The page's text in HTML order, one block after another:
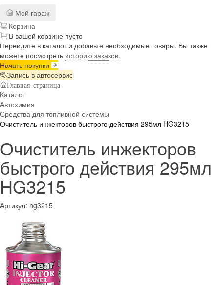
Мой гараж
Корзина
В вашей корзине пусто
Перейдите в каталог и добавьте необходимые товары. Вы также
можете посмотреть историю заказов.
Начать покупки
Запись в автосервис
Главная страница
Каталог
Автохимия
Средства для топливной системы
Очиститель инжекторов быстрого действия 295мл HG3215
Очиститель инжекторов
быстрого действия 295мл
HG3215
Артикул: hg3215